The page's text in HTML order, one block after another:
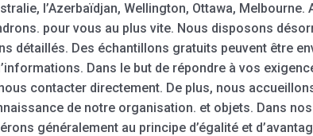
l’Azerbaïdjan, Wellington, Ottawa,
pour vous au plus vite. Nous disposons
détaillés. Des échantillons gratuits peuvent être
Dans le but de répondre à vos
contacter directement. De plus, nous
de notre organisation. et objets. Dans
généralement au principe d’égalité et